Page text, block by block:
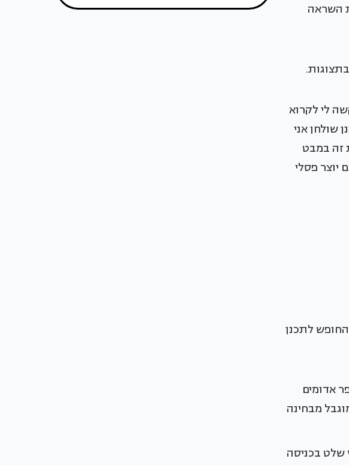
השראה
לי לקרוא
שולחן אני
זה במבט
יוצר פסלי
לתכנן
אדומים
מבחינה
שנה סוף כל סוף תליתי שלט בכניסה